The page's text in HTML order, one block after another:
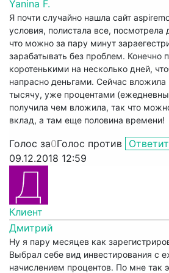
Yanina F.
Я почти случайно нашла сайт
условия, полистала все, посмотрела
что можно за пару минут
зарабатывать без проблем.
коротенькими на несколько дней,
напрасно деньгами. Сейчас вложила
тысячу, уже процентами
получила чем вложила, так что
вклад, а там еще половина времени!
Голос за0Голос против
09.12.2018 12:59
Клиент
Дмитрий
Ну я пару месяцев как
Выбрал себе вид инвестирования с
начислением процентов. По мне так